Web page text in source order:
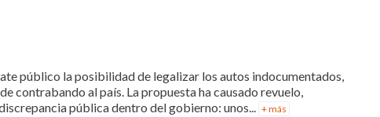
público la posibilidad de legalizar los autos indocumentados,
contrabando al país. La propuesta ha causado revuelo,
pública dentro del gobierno: unos... + más